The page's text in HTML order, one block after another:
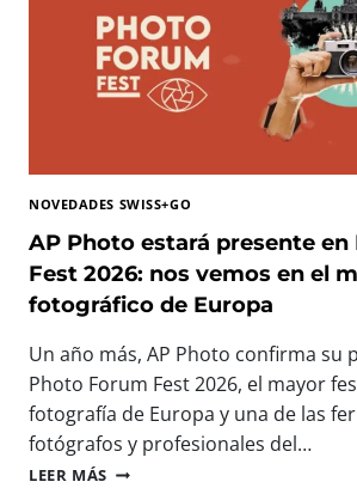
I
M
P
R
I
N
I
B
L
P
R
A
C
O
R
A
S
E
S
O
N
L
E
S
D
N
P
NOVEDADES SWISS+GO
AP Photo estará presente
Fest 2026: nos vemos en el
fotográfico de Europa
Un año más, AP Photo confirma su
Photo Forum Fest 2026, el mayor
fotografía de Europa y una de las
fotógrafos y profesionales del…
LEER MÁS A